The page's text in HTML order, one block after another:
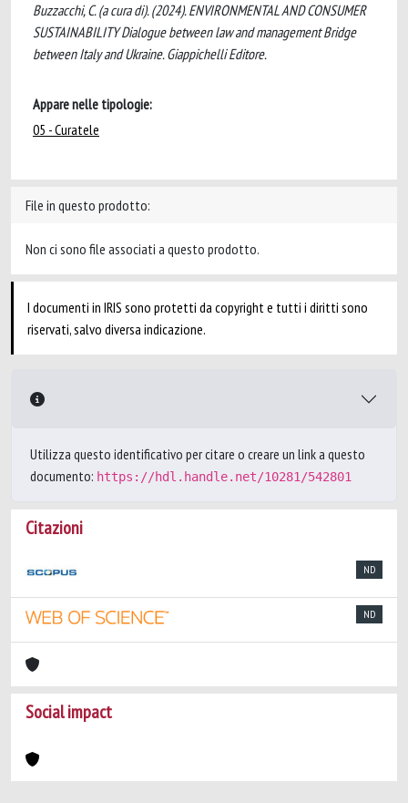
Buzzacchi, C. (a cura di). (2024). ENVIRONMENTAL AND CONSUMER
SUSTAINABILITY Dialogue between law and management Bridge
between Italy and Ukraine. Giappichelli Editore.
Appare nelle tipologie:
05 - Curatele
File in questo prodotto:
Non ci sono file associati a questo prodotto.
I documenti in IRIS sono protetti da copyright e tutti i diritti sono
riservati, salvo diversa indicazione.
Utilizza questo identificativo per citare o creare un link a questo
documento: https://hdl.handle.net/10281/542801
Citazioni
ND
ND
Social impact